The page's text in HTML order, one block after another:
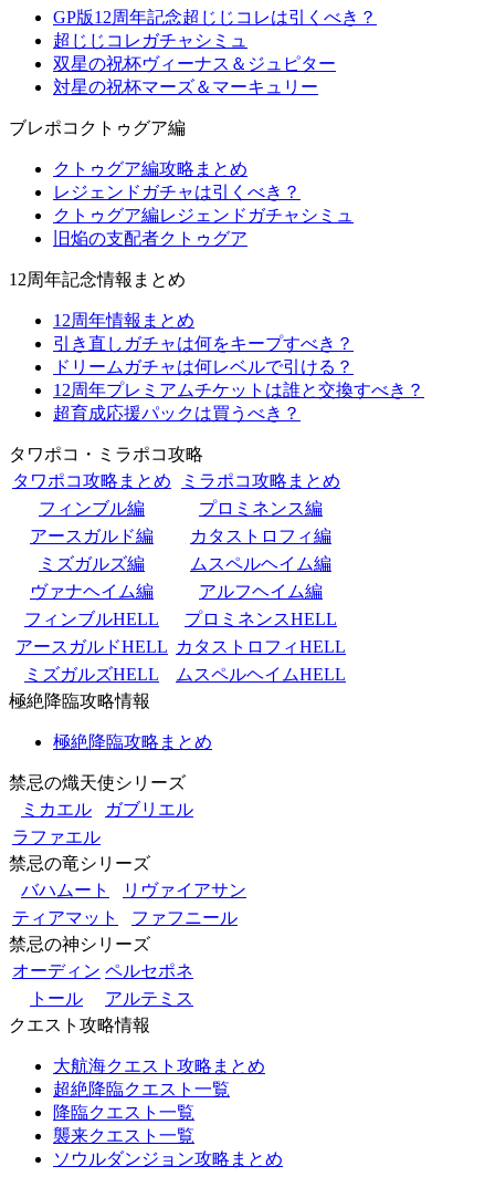
GP版12周年記念超じじコレは引くべき？
超じじコレガチャシミュ
双星の祝杯ヴィーナス＆ジュピター
対星の祝杯マーズ＆マーキュリー
ブレポコクトゥグア編
クトゥグア編攻略まとめ
レジェンドガチャは引くべき？
クトゥグア編レジェンドガチャシミュ
旧焔の支配者クトゥグア
12周年記念情報まとめ
12周年情報まとめ
引き直しガチャは何をキープすべき？
ドリームガチャは何レベルで引ける？
12周年プレミアムチケットは誰と交換すべき？
超育成応援パックは買うべき？
タワポコ・ミラポコ攻略
タワポコ攻略まとめ
ミラポコ攻略まとめ
フィンブル編
プロミネンス編
アースガルド編
カタストロフィ編
ミズガルズ編
ムスペルヘイム編
ヴァナヘイム編
アルフヘイム編
フィンブルHELL
プロミネンスHELL
アースガルドHELL カタストロフィHELL
ミズガルズHELL
ムスペルヘイムHELL
極絶降臨攻略情報
極絶降臨攻略まとめ
禁忌の熾天使シリーズ
ミカエル
ガブリエル
ラファエル
禁忌の竜シリーズ
バハムート
リヴァイアサン
ティアマット
ファフニール
禁忌の神シリーズ
オーディン ペルセポネ
トール
アルテミス
クエスト攻略情報
大航海クエスト攻略まとめ
超絶降臨クエスト一覧
降臨クエスト一覧
襲来クエスト一覧
ソウルダンジョン攻略まとめ